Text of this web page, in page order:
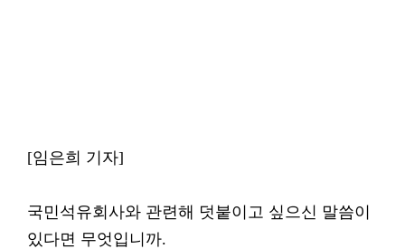
[임은희 기자]
국민석유회사와 관련해 덧붙이고 싶으신 말씀이
있다면 무엇입니까.